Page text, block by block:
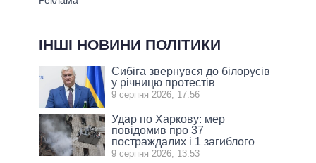
ІНШІ НОВИНИ ПОЛІТИКИ
Сибіга звернувся до білорусів
у річницю протестів
9 серпня 2026, 17:56
Удар по Харкову: мер
повідомив про 37
постраждалих і 1 загиблого
9 серпня 2026, 13:53